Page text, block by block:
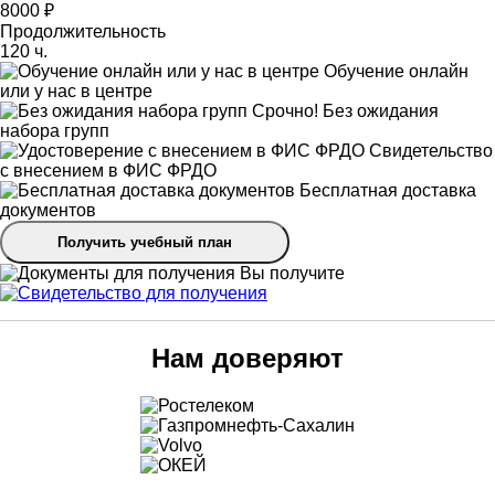
8000 ₽
Продолжительность
120 ч.
Обучение онлайн
или у нас в центре
Срочно! Без ожидания
набора групп
Свидетельство
с внесением в ФИС ФРДО
Бесплатная доставка
документов
Получить учебный план
Вы получите
Нам доверяют